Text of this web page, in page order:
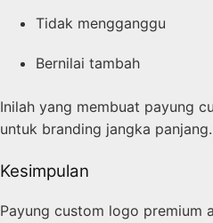
Tidak mengganggu
Bernilai tambah
Inilah yang membuat payung
untuk branding jangka panjang.
Kesimpulan
Payung custom logo premium